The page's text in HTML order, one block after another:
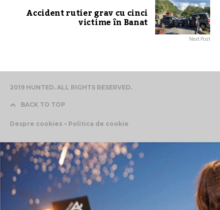
Accident rutier grav cu cinci
victime în Banat
Next Post
2019 HUNTED. ALL RIGHTS RESERVED.
BACK TO TOP
Despre cookies – Politica de cookie